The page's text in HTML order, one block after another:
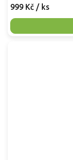
999 Kč / ks